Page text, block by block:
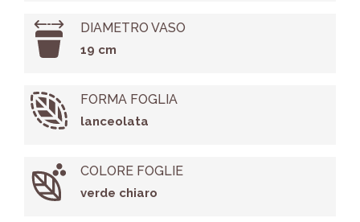
DIAMETRO VASO
19 cm
FORMA FOGLIA
lanceolata
COLORE FOGLIE
verde chiaro